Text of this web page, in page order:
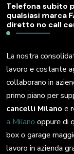
Telefona subito
qualsiasi marca
diretto no call
La nostra
lavoro e costante
collaborano in
primo piano per
cancelli Milano e
a Milano oppure di
box o garage
lavoro in azienda